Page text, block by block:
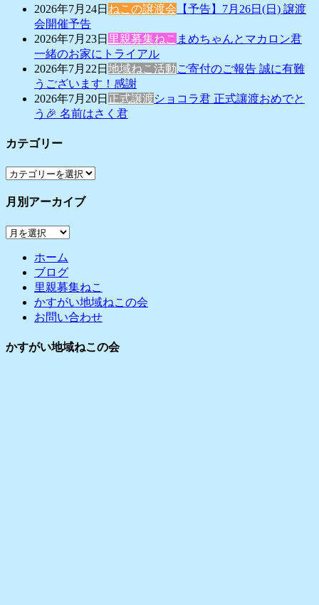
2026年7月24日 ねこの譲渡会 【予告】7月26日(日) 譲渡
会開催予告
2026年7月23日 里親募集ねこ まめちゃんとマカロン君
一緒のお家にトライアル
2026年7月22日 地域ねこ活動ご寄付のご報告 誠に有難
うございます！感謝
2026年7月20日 正式譲渡ショコラ君 正式讓渡おめでと
う🎉 名前はさく君
カテゴリー
カ
ゴ
ー
月別アーカイブ
月
ホーム
ブログ
里親募集ねこ
かすがい地域ねこの会
お問い合わせ
かすがい地域ねこの会